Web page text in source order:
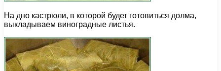
На дно кастрюли, в которой будет готовиться долма,
выкладываем виноградные листья.